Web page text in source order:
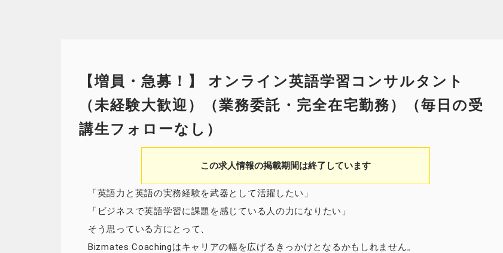
【増員・急募！】 オンライン英語学習コンサルタント
（未経験大歓迎）（業務委託・完全在宅勤務）（毎日の受
講生フォローなし）
この求人情報の掲載期間は終了しています
「英語力と英語の実務経験を武器として活躍したい」
「ビジネスで英語学習に課題を感じている人の力になりたい」
そう思っている方にとって、
Bizmates Coachingはキャリアの幅を広げるきっかけとなるかもしれません。